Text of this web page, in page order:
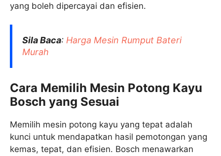
yang boleh dipercayai dan efisien.
Sila Baca: Harga Mesin Rumput Bateri​
Murah
Cara Memilih Mesin Potong Kayu
Bosch yang Sesuai
Memilih mesin potong kayu yang tepat adalah
kunci untuk mendapatkan hasil pemotongan yang
kemas, tepat, dan efisien. Bosch menawarkan